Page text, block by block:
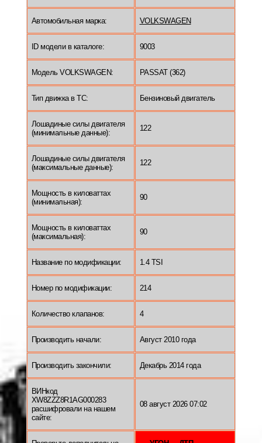
Автомобильная марка: VOLKSWAGEN
ID модели в каталоге: 9003
Модель VOLKSWAGEN: PASSAT (362)
Тип движка в ТС: Бензиновый двигатель
Лошадиные силы двигателя
(минимальные данные):
122
Лошадиные силы двигателя
(максимальные данные):
122
Мощность в киловаттах
(минимальная):
90
Мощность в киловаттах
(максимальная):
90
Название по модификации: 1.4 TSI
Номер по модификации: 214
Количество клапанов: 4
Производить начали: Август 2010 года
Производить закончили: Декабрь 2014 года
ВИНкод
XW8ZZZ8R1AG000283
расшифровали на нашем
сайте:
08 август 2026 07:02